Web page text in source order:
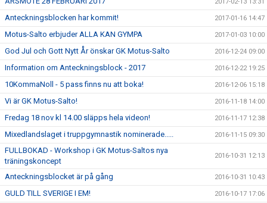
Anteckningsblocken har kommit! 2017-01-16 14:47
Motus-Salto erbjuder ALLA KAN GYMPA 2017-01-03 10:00
God Jul och Gott Nytt År önskar GK Motus-Salto 2016-12-24 09:00
Information om Anteckningsblock - 2017 2016-12-22 19:25
10KommaNoll - 5 pass finns nu att boka! 2016-12-06 15:18
Vi är GK Motus-Salto! 2016-11-18 14:00
Fredag 18 nov kl 14.00 släpps hela videon! 2016-11-17 12:38
Mixedlandslaget i truppgymnastik nominerade..... 2016-11-15 09:30
FULLBOKAD - Workshop i GK Motus-Saltos nya
träningskoncept
2016-10-31 12:13
Anteckningsblocket är på gång 2016-10-31 10:43
GULD TILL SVERIGE I EM! 2016-10-17 17:06